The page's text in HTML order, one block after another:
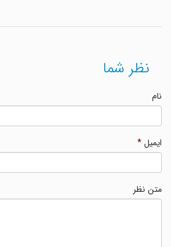
نظر شما
ایمیل*
متن نظر